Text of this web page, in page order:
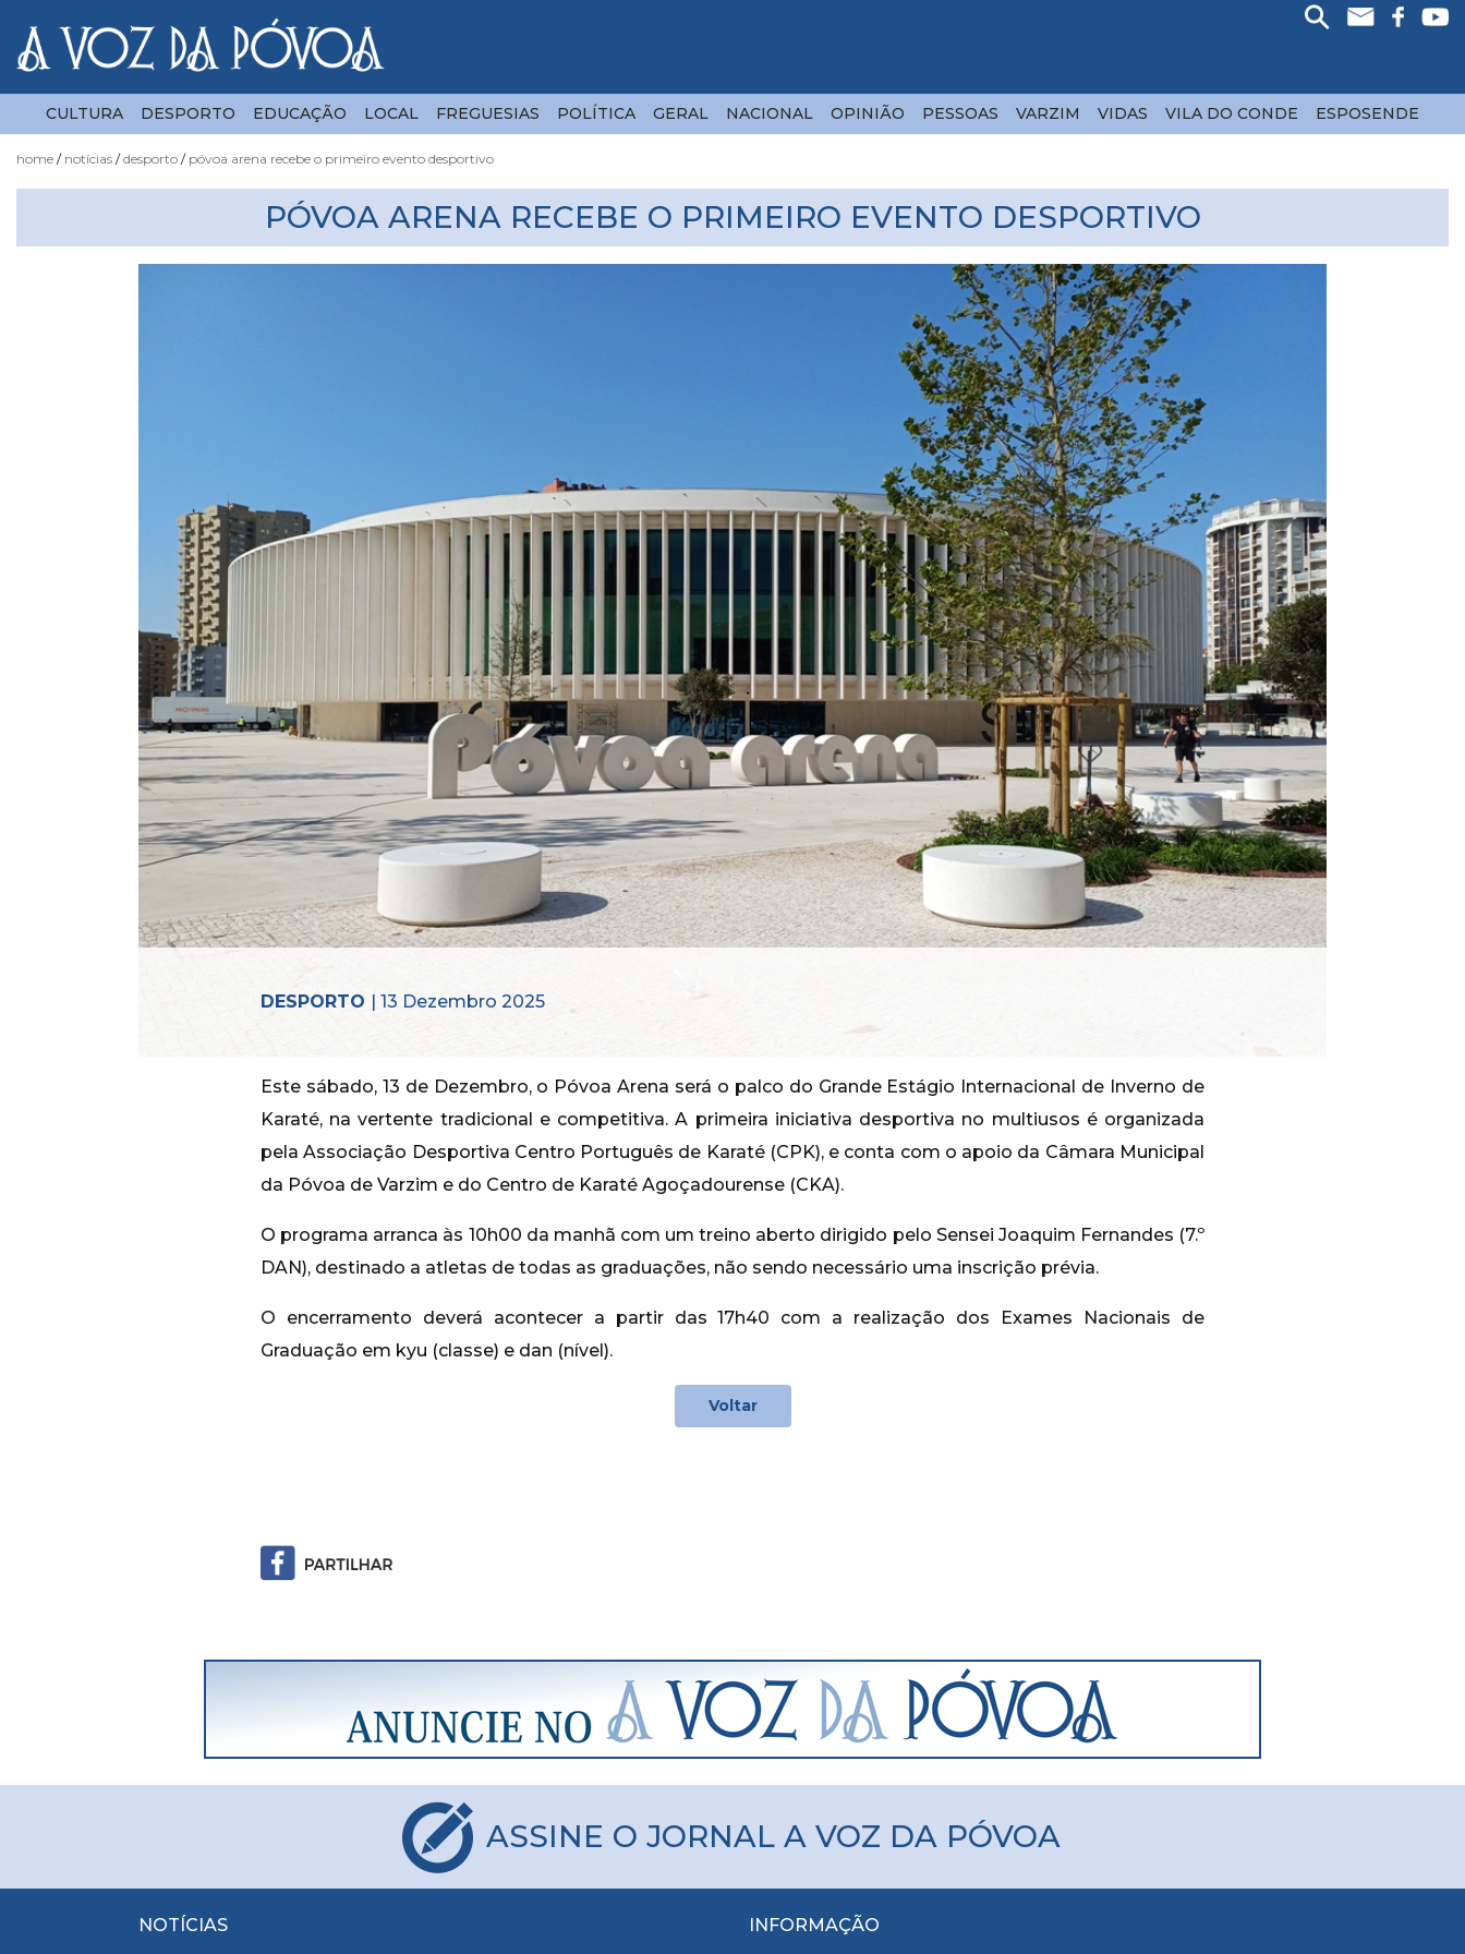
CULTURA DESPORTO EDUCAÇÃO LOCAL FREGUESIAS POLÍTICA GERAL NACIONAL OPINIÃO PESSOAS VARZIM VIDAS VILA DO CONDE ESPOSENDE
home notícias desporto póvoa arena recebe o primeiro evento desportivo
PÓVOA ARENA RECEBE O PRIMEIRO EVENTO DESPORTIVO
DESPORTO | 13 Dezembro 2025
Este sábado, 13 de Dezembro, o Póvoa Arena será o palco do Grande Estágio Internacional de Inverno de
Karaté, na vertente tradicional e competitiva. A primeira iniciativa desportiva no multiusos é organizada
pela Associação Desportiva Centro Português de Karaté (CPK), e conta com o apoio da Câmara Municipal
da Póvoa de Varzim e do Centro de Karaté Agoçadourense (CKA).
O programa arranca às 10h00 da manhã com um treino aberto dirigido pelo Sensei Joaquim Fernandes (7.º
DAN), destinado a atletas de todas as graduações, não sendo necessário uma inscrição prévia.
O encerramento deverá acontecer a partir das 17h40 com a realização dos Exames Nacionais de
Graduação em kyu (classe) e dan (nível).
Voltar
ASSINE O JORNAL A VOZ DA PÓVOA
NOTÍCIAS INFORMAÇÃO